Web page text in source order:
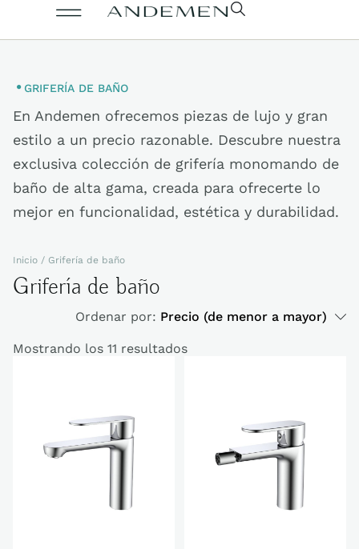
GRIFERÍA DE BAÑO
En Andemen ofrecemos piezas de lujo y gran
estilo a un precio razonable. Descubre nuestra
exclusiva colección de grifería monomando de
baño de alta gama, creada para ofrecerte lo
mejor en funcionalidad, estética y durabilidad.
Inicio / Grifería de baño
Grifería de baño
Ordenar por: Precio (de menor a mayor)
Mostrando los 11 resultados